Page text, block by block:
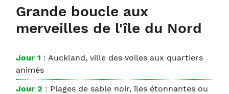
Grande boucle aux
merveilles de l'île du Nord
Jour 1 : Auckland, ville des voiles aux quartiers
animés
Jour 2 : Plages de sable noir, îles étonnantes ou